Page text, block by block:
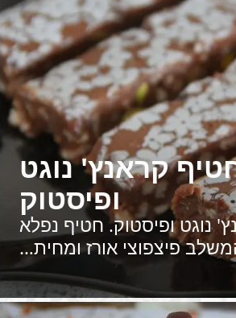
קראנץ' נוגט
ופיסטוק
נוגט ופיסטוק. חטיף נפלא
פיצפוצי אורז ומחית…